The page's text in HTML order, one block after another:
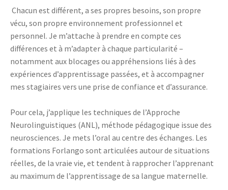
Chacun est différent, a ses propres besoins, son propre
vécu, son propre environnement professionnel et
personnel. Je m’attache à prendre en compte ces
différences et à m’adapter à chaque particularité –
notamment aux blocages ou appréhensions liés à des
expériences d’apprentissage passées, et à accompagner
mes stagiaires vers une prise de confiance et d’assurance.
Pour cela, j’applique les techniques de l’Approche
Neurolinguistiques (ANL), méthode pédagogique issue des
neurosciences. Je mets l’oral au centre des échanges. Les
formations Forlango sont articulées autour de situations
réelles, de la vraie vie, et tendent à rapprocher l’apprenant
au maximum de l’apprentissage de sa langue maternelle.